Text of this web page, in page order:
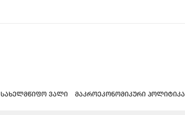
სახელმწიფო ვალი მაკროეკონომიკური პოლიტიკა